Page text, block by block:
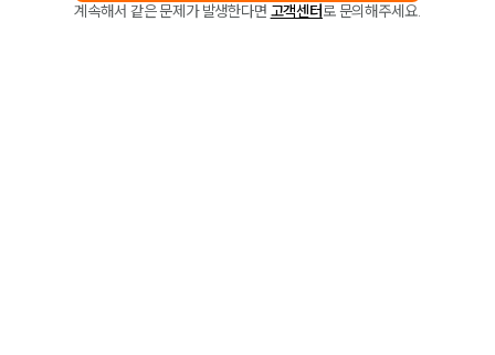
계속해서 같은 문제가 발생한다면 고객센터로 문의해주세요.